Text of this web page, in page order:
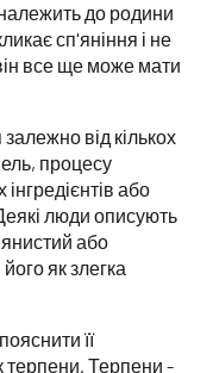
до родини
сп'яніння і не
все ще може мати
від кількох
процесу
або
люди описують
або
як злегка
її
терпени. Терпени -